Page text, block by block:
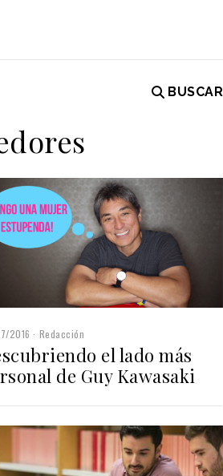
BUSCAR
2016 Redacción
el lado más
de Guy Kawasaki